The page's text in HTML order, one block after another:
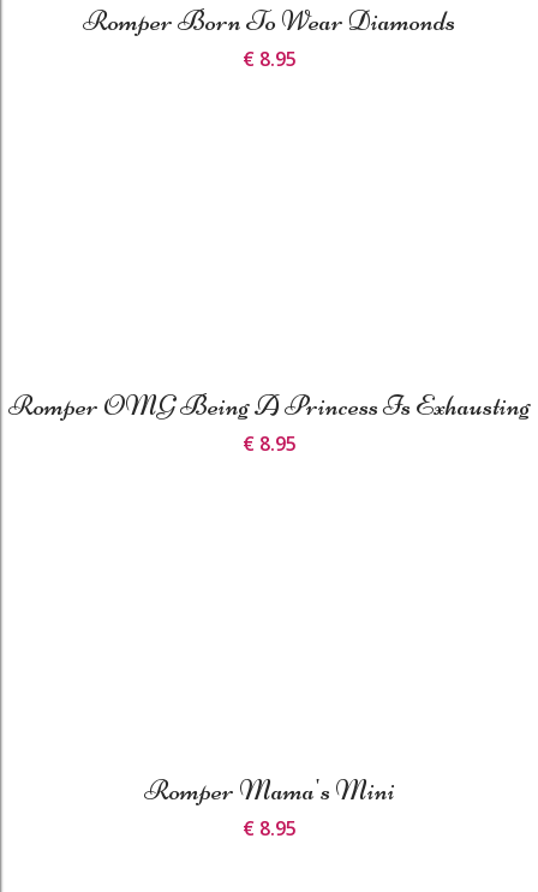
Romper Born To Wear Diamonds
€ 8.95
Romper OMG Being A Princess Is Exhausting
€ 8.95
Romper Mama's Mini
€ 8.95